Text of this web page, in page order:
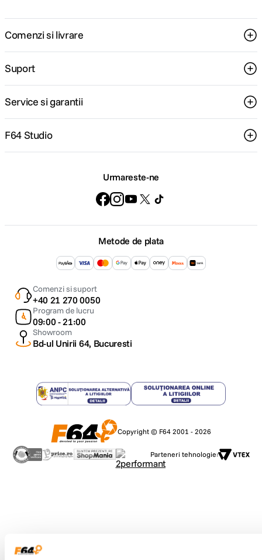
Comenzi si livrare
Suport
Service si garantii
F64 Studio
Urmareste-ne
Metode de plata
Comenzi si suport
+40 21 270 0050
Program de lucru
09:00 - 21:00
Showroom
Bd-ul Unirii 64, Bucuresti
Copyright © F64 2001 - 2026
Parteneri tehnologie: